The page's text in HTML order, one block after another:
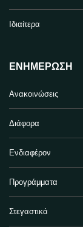
Ιδιαίτερα
ΕΝΗΜΈΡΩΣΗ
Ανακοινώσεις
Διάφορα
Ενδιαφέρον
Προγράμματα
Στεγαστικά